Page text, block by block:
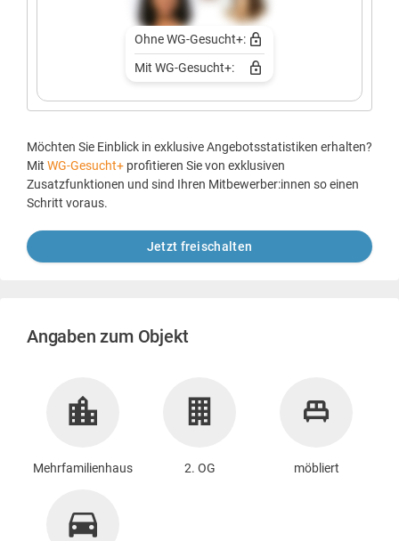
Ohne WG-Gesucht+:
Mit WG-Gesucht+:
Möchten Sie Einblick in exklusive Angebotsstatistiken erhalten?
Mit WG-Gesucht+ profitieren Sie von exklusiven
Zusatzfunktionen und sind Ihren Mitbewerber:innen so einen
Schritt voraus.
Jetzt freischalten
Angaben zum Objekt
Mehrfamilienhaus 2. OG möbliert